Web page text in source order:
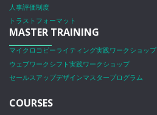
人事評価制度
トラストフォーマット
MASTER TRAINING
マイクロコピーライティング実践ワークショップ
ウェブワークシフト実践ワークショップ
セールスアップデザインマスタープログラム
COURSES